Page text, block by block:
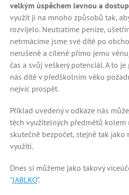
velkým úspěchem levnou a
využít ji na mnoho způsobů tak,
rozvíjelo. Neutratíme peníze,
netrmácíme jsme své dítě po
nerušeně a cíleně přímo jemu
čas a svůj veškerý potenciál. A to
nás dítě v předškolním věku
nejvíc prospět.
Příklad uvedený v odkaze nás
těch využitelných předmětů kolem
skutečně bezpočet, stejně tak
využití.
Dnes si můžeme jako takový
"JABLKO".